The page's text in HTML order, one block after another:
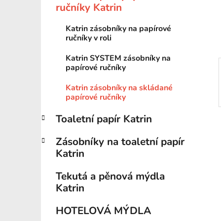
ručníky Katrin
Katrin zásobníky na papírové
ručníky v roli
Katrin SYSTEM zásobníky na
papírové ručníky
Katrin zásobníky na skládané
papírové ručníky
Toaletní papír Katrin
Zásobníky na toaletní papír
Katrin
Tekutá a pěnová mýdla
Katrin
HOTELOVÁ MÝDLA